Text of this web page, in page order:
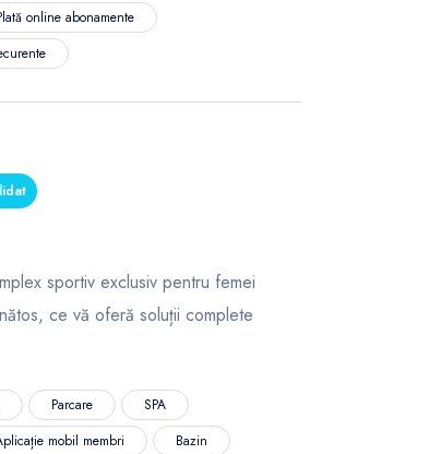
online abonamente
sportiv exclusiv pentru femei
ce vă oferă soluții complete
Parcare
SPA
mobil membri
Bazin